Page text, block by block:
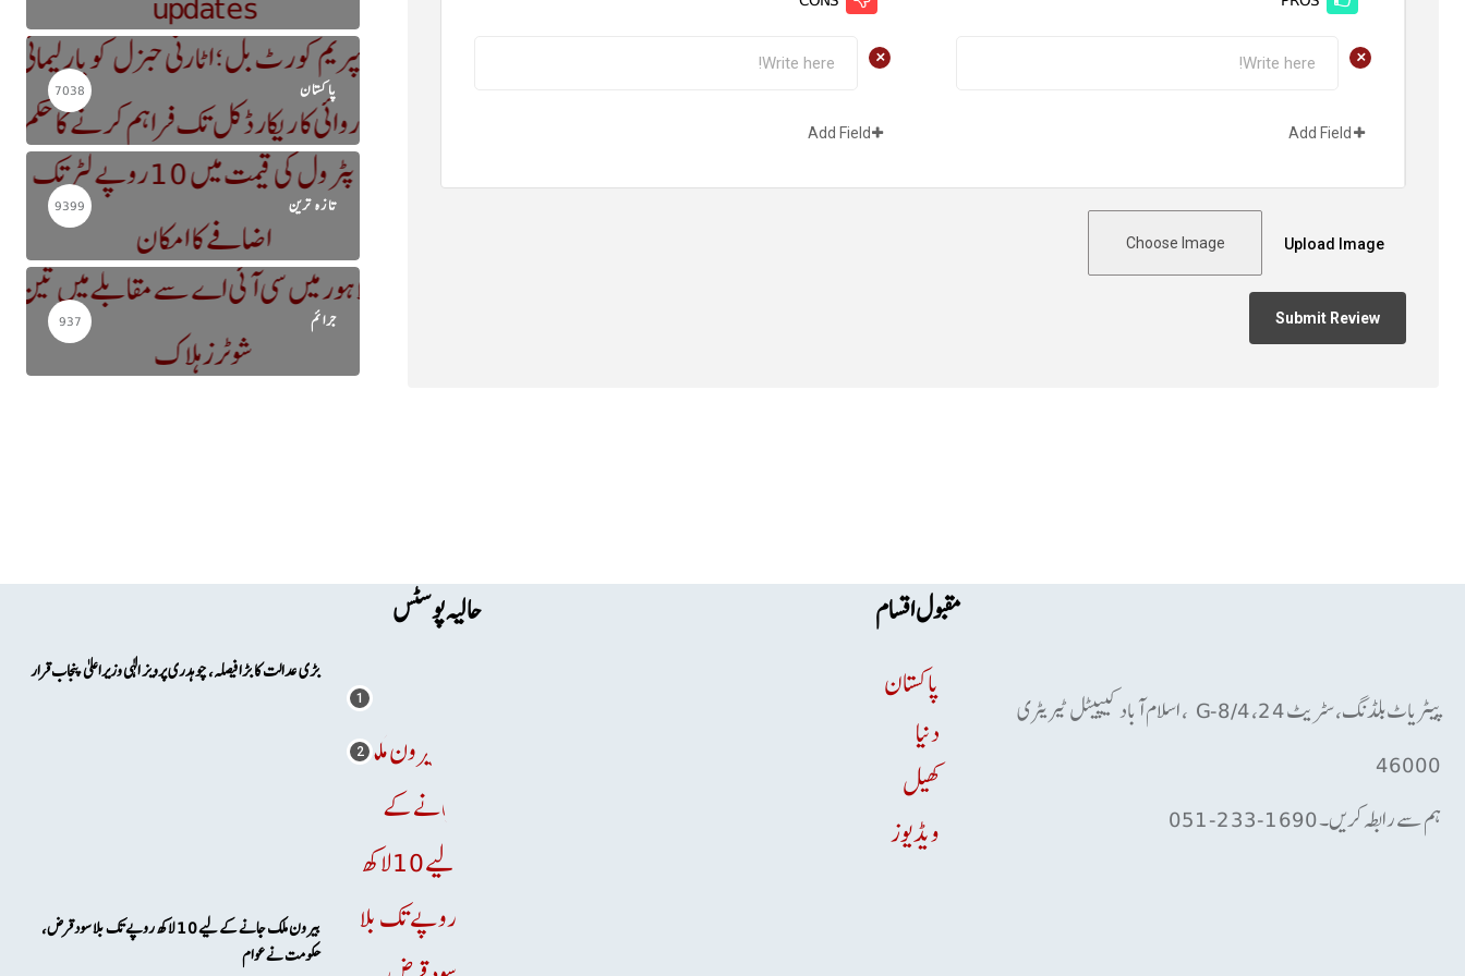
+
Add Field
+
Add Field
Upload Image
Choose Image
پاکستان 7038
تازہ ترین 9399
جرائم 937
پیٹریاٹ بلڈنگ، سٹریٹ 24، G-8/4 ، اسلام آباد کیپیٹل ٹیریٹری
46000
ہم سے رابطہ کریں۔ 1690-233-051
مقبول اقسام
پاکستان
دنیا
کھیل
ویڈیوز
حالیہ پوسٹس
بڑی عدالت کا بڑا فیصلہ، چوہدری پرویز الٰہی وزیراعلیٰ پنجاب قرار
بیرون ملک جانے کے لیے 10 لاکھ روپے تک بلا سود قرض،
حکومت نے عوام